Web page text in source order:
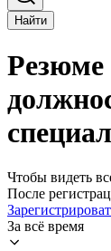
Найти
Резюме
Чтобы видеть
После
За всё время